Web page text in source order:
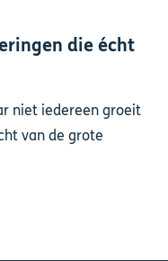
die écht
niet iedereen groeit
van de grote